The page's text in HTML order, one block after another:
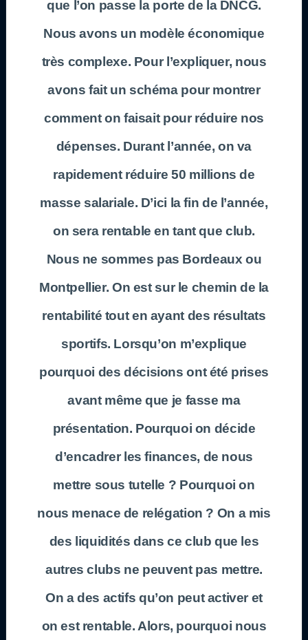
que l’on passe la porte de la DNCG.
Nous avons un modèle économique
très complexe. Pour l’expliquer, nous
avons fait un schéma pour montrer
comment on faisait pour réduire nos
dépenses. Durant l’année, on va
rapidement réduire 50 millions de
masse salariale. D’ici la fin de l’année,
on sera rentable en tant que club.
Nous ne sommes pas Bordeaux ou
Montpellier. On est sur le chemin de la
rentabilité tout en ayant des résultats
sportifs. Lorsqu’on m’explique
pourquoi des décisions ont été prises
avant même que je fasse ma
présentation. Pourquoi on décide
d’encadrer les finances, de nous
mettre sous tutelle ? Pourquoi on
nous menace de relégation ? On a mis
des liquidités dans ce club que les
autres clubs ne peuvent pas mettre.
On a des actifs qu’on peut activer et
on est rentable. Alors, pourquoi nous